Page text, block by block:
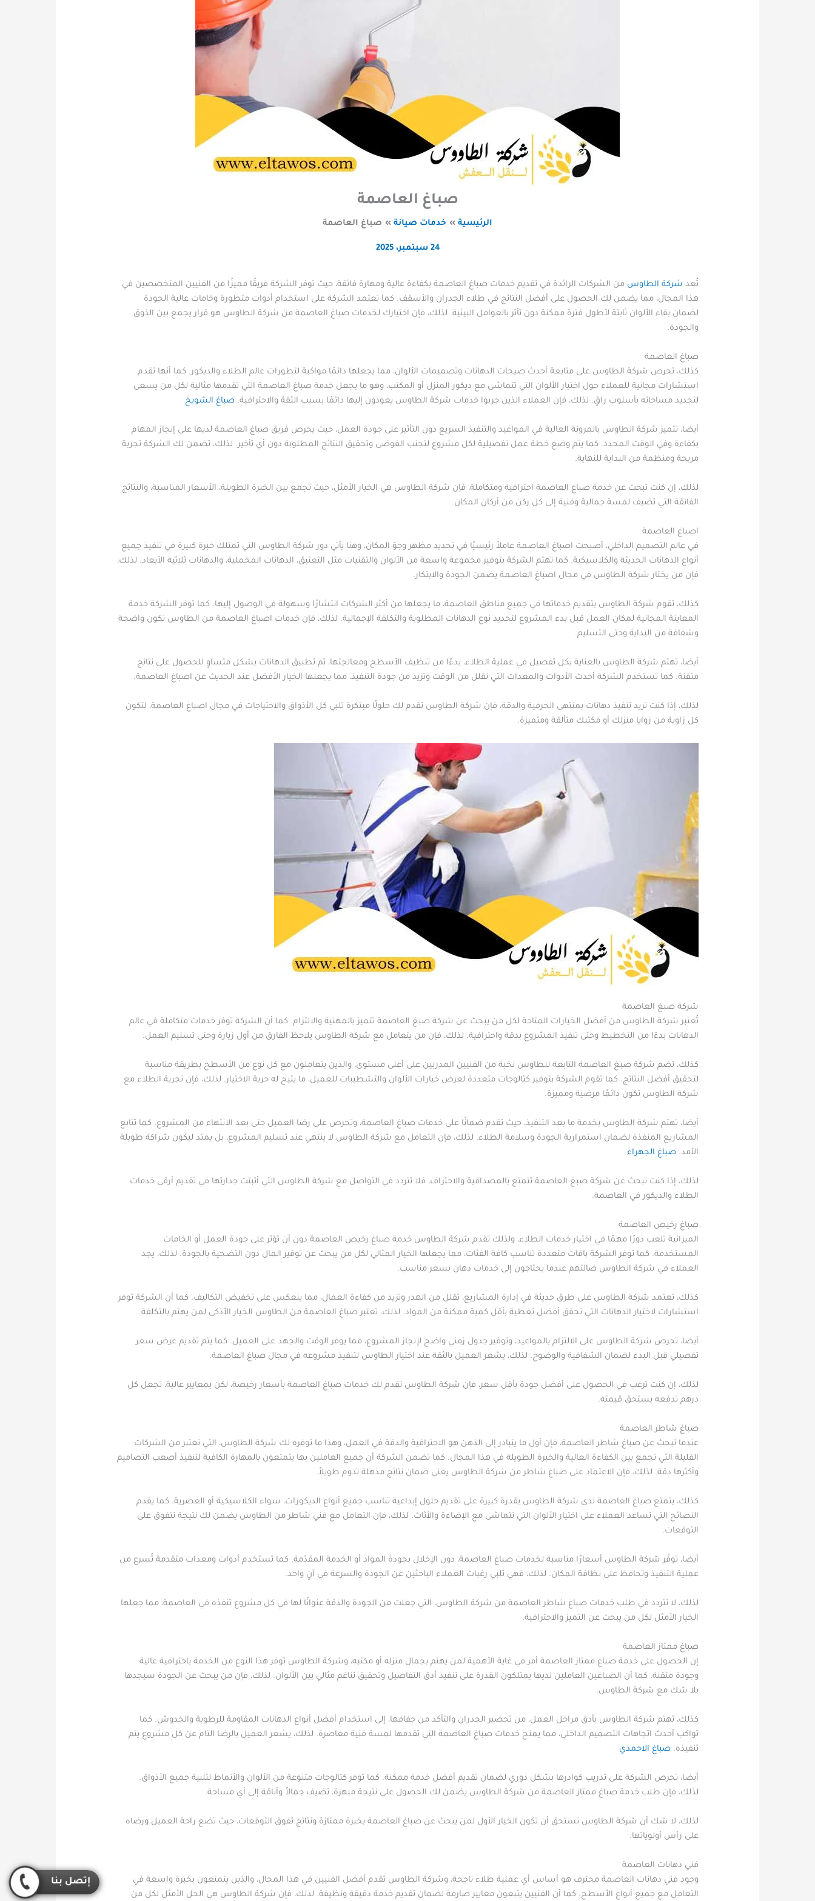
صباغ العاصمة
الرئيسية خدمات صيانة صباغ العاصمة
24 سبتمبر، 2025
تُعد شركة الطاوس من الشركات الرائدة في تقديم خدمات صباغ العاصمة بكفاءة عالية ومهارة فائقة، حيث توفر الشركة فريقًا مميزًا من الفنيين المتخصصين في
هذا المجال، مما يضمن لك الحصول على أفضل النتائج في طلاء الجدران والأسقف. كما تعتمد الشركة على استخدام أدوات متطورة وخامات عالية الجودة
لضمان بقاء الألوان ثابتة لأطول فترة ممكنة دون تأثر بالعوامل البيئية. لذلك، فإن اختيارك لخدمات صباغ العاصمة من شركة الطاوس هو قرار يجمع بين الذوق
والجودة.
صباغ العاصمة
كذلك، تحرص شركة الطاوس على متابعة أحدث صيحات الدهانات وتصميمات الألوان، مما يجعلها دائمًا مواكبة لتطورات عالم الطلاء والديكور. كما أنها تقدم
استشارات مجانية للعملاء حول اختيار الألوان التي تتماشى مع ديكور المنزل أو المكتب، وهو ما يجعل خدمة صباغ العاصمة التي تقدمها مثالية لكل من يسعى
لتجديد مساحاته بأسلوب راقٍ. لذلك، فإن العملاء الذين جربوا خدمات شركة الطاوس يعودون إليها دائمًا بسبب الثقة والاحترافية.صباغ الشويخ
أيضا، تتميز شركة الطاوس بالمرونة العالية في المواعيد والتنفيذ السريع دون التأثير على جودة العمل، حيث يحرص فريق صباغ العاصمة لديها على إنجاز المهام
بكفاءة وفي الوقت المحدد. كما يتم وضع خطة عمل تفصيلية لكل مشروع لتجنب الفوضى وتحقيق النتائج المطلوبة دون أي تأخير. لذلك، تضمن لك الشركة تجربة
مريحة ومنظمة من البداية للنهاية.
لذلك، إن كنت تبحث عن خدمة صباغ العاصمة احترافية ومتكاملة، فإن شركة الطاوس هي الخيار الأمثل، حيث تجمع بين الخبرة الطويلة، الأسعار المناسبة، والنتائج
الفائقة التي تضيف لمسة جمالية وفنية إلى كل ركن من أركان المكان.
اصباغ العاصمة
في عالم التصميم الداخلي، أصبحت اصباغ العاصمة عاملاً رئيسيًا في تحديد مظهر وجوّ المكان، وهنا يأتي دور شركة الطاوس التي تمتلك خبرة كبيرة في تنفيذ جميع
أنواع الدهانات الحديثة والكلاسيكية. كما تهتم الشركة بتوفير مجموعة واسعة من الألوان والتقنيات مثل التعتيق، الدهانات المخملية، والدهانات ثلاثية الأبعاد. لذلك،
فإن من يختار شركة الطاوس في مجال اصباغ العاصمة يضمن الجودة والابتكار.
كذلك، تقوم شركة الطاوس بتقديم خدماتها في جميع مناطق العاصمة، ما يجعلها من أكثر الشركات انتشارًا وسهولة في الوصول إليها. كما توفر الشركة خدمة
المعاينة المجانية لمكان العمل قبل بدء المشروع لتحديد نوع الدهانات المطلوبة والتكلفة الإجمالية. لذلك، فإن خدمات اصباغ العاصمة من الطاوس تكون واضحة
وشفافة من البداية وحتى التسليم.
أيضا، تهتم شركة الطاوس بالعناية بكل تفصيل في عملية الطلاء، بدءًا من تنظيف الأسطح ومعالجتها، ثم تطبيق الدهانات بشكل متساوٍ للحصول على نتائج
متقنة. كما تستخدم الشركة أحدث الأدوات والمعدات التي تقلل من الوقت وتزيد من جودة التنفيذ، مما يجعلها الخيار الأفضل عند الحديث عن اصباغ العاصمة.
لذلك، إذا كنت تريد تنفيذ دهانات بمنتهى الحرفية والدقة، فإن شركة الطاوس تقدم لك حلولًا مبتكرة تلبي كل الأذواق والاحتياجات في مجال اصباغ العاصمة، لتكون
كل زاوية من زوايا منزلك أو مكتبك متألقة ومتميزة.
شركة صبغ العاصمة
تُعتبر شركة الطاوس من أفضل الخيارات المتاحة لكل من يبحث عن شركة صبغ العاصمة تتميز بالمهنية والالتزام. كما أن الشركة توفر خدمات متكاملة في عالم
الدهانات بدءًا من التخطيط وحتى تنفيذ المشروع بدقة واحترافية. لذلك، فإن من يتعامل مع شركة الطاوس يلاحظ الفارق من أول زيارة وحتى تسليم العمل.
كذلك، تضم شركة صبغ العاصمة التابعة للطاوس نخبة من الفنيين المدربين على أعلى مستوى، والذين يتعاملون مع كل نوع من الأسطح بطريقة مناسبة
لتحقيق أفضل النتائج. كما تقوم الشركة بتوفير كتالوجات متعددة لعرض خيارات الألوان والتشطيبات للعميل، ما يتيح له حرية الاختيار. لذلك، فإن تجربة الطلاء مع
شركة الطاوس تكون دائمًا مرضية ومميزة.
أيضا، تهتم شركة الطاوس بخدمة ما بعد التنفيذ، حيث تقدم ضمانًا على خدمات صباغ العاصمة، وتحرص على رضا العميل حتى بعد الانتهاء من المشروع. كما تتابع
المشاريع المنفذة لضمان استمرارية الجودة وسلامة الطلاء. لذلك، فإن التعامل مع شركة الطاوس لا ينتهي عند تسليم المشروع، بل يمتد ليكون شراكة طويلة
الأمد.صباغ الجهراء
لذلك، إذا كنت تبحث عن شركة صبغ العاصمة تتمتع بالمصداقية والاحتراف، فلا تتردد في التواصل مع شركة الطاوس التي أثبتت جدارتها في تقديم أرقى خدمات
الطلاء والديكور في العاصمة.
صباغ رخيص العاصمة
الميزانية تلعب دورًا مهمًا في اختيار خدمات الطلاء، ولذلك تقدم شركة الطاوس خدمة صباغ رخيص العاصمة دون أن تؤثر على جودة العمل أو الخامات
المستخدمة. كما توفر الشركة باقات متعددة تناسب كافة الفئات، مما يجعلها الخيار المثالي لكل من يبحث عن توفير المال دون التضحية بالجودة. لذلك، يجد
العملاء في شركة الطاوس ضالتهم عندما يحتاجون إلى خدمات دهان بسعر مناسب.
كذلك، تعتمد شركة الطاوس على طرق حديثة في إدارة المشاريع، تقلل من الهدر وتزيد من كفاءة العمال، مما ينعكس على تخفيض التكاليف. كما أن الشركة توفر
استشارات لاختيار الدهانات التي تحقق أفضل تغطية بأقل كمية ممكنة من المواد. لذلك، تعتبر صباغ العاصمة من الطاوس الخيار الأذكى لمن يهتم بالتكلفة.
أيضا، تحرص شركة الطاوس على الالتزام بالمواعيد، وتوفير جدول زمني واضح لإنجاز المشروع، مما يوفر الوقت والجهد على العميل. كما يتم تقديم عرض سعر
تفصيلي قبل البدء لضمان الشفافية والوضوح. لذلك، يشعر العميل بالثقة عند اختيار الطاوس لتنفيذ مشروعه في مجال صباغ العاصمة.
لذلك، إن كنت ترغب في الحصول على أفضل جودة بأقل سعر، فإن شركة الطاوس تقدم لك خدمات صباغ العاصمة بأسعار رخيصة، لكن بمعايير عالية، تجعل كل
درهم تدفعه يستحق قيمته.
صباغ شاطر العاصمة
عندما تبحث عن صباغ شاطر العاصمة، فإن أول ما يتبادر إلى الذهن هو الاحترافية والدقة في العمل، وهذا ما توفره لك شركة الطاوس، التي تعتبر من الشركات
القليلة التي تجمع بين الكفاءة العالية والخبرة الطويلة في هذا المجال. كما تضمن الشركة أن جميع العاملين بها يتمتعون بالمهارة الكافية لتنفيذ أصعب التصاميم
وأكثرها دقة. لذلك، فإن الاعتماد على صباغ شاطر من شركة الطاوس يعني ضمان نتائج مذهلة تدوم طويلاً.
كذلك، يتمتع صباغ العاصمة لدى شركة الطاوس بقدرة كبيرة على تقديم حلول إبداعية تناسب جميع أنواع الديكورات، سواء الكلاسيكية أو العصرية. كما يقدم
النصائح التي تساعد العملاء على اختيار الألوان التي تتماشى مع الإضاءة والأثاث. لذلك، فإن التعامل مع فني شاطر من الطاوس يضمن لك نتيجة تتفوق على
التوقعات.
أيضا، توفّر شركة الطاوس أسعارًا مناسبة لخدمات صباغ العاصمة، دون الإخلال بجودة المواد أو الخدمة المقدّمة. كما تستخدم أدوات ومعدات متقدمة تُسرع من
عملية التنفيذ وتحافظ على نظافة المكان. لذلك، فهي تلبي رغبات العملاء الباحثين عن الجودة والسرعة في آنٍ واحد.
لذلك، لا تتردد في طلب خدمات صباغ شاطر العاصمة من شركة الطاوس، التي جعلت من الجودة والدقة عنوانًا لها في كل مشروع تنفذه في العاصمة، مما جعلها
الخيار الأمثل لكل من يبحث عن التميز والاحترافية.
صباغ ممتاز العاصمة
إن الحصول على خدمة صباغ ممتاز العاصمة أمر في غاية الأهمية لمن يهتم بجمال منزله أو مكتبه، وشركة الطاوس توفر هذا النوع من الخدمة باحترافية عالية
وجودة متقنة. كما أن الصباغين العاملين لديها يمتلكون القدرة على تنفيذ أدق التفاصيل وتحقيق تناغم مثالي بين الألوان. لذلك، فإن من يبحث عن الجودة سيجدها
بلا شك مع شركة الطاوس.
كذلك، تهتم شركة الطاوس بأدق مراحل العمل، من تحضير الجدران والتأكد من جفافها، إلى استخدام أفضل أنواع الدهانات المقاومة للرطوبة والخدوش. كما
تواكب أحدث اتجاهات التصميم الداخلي، مما يمنح خدمات صباغ العاصمة التي تقدمها لمسة فنية معاصرة. لذلك، يشعر العميل بالرضا التام عن كل مشروع يتم
تنفيذه.صباغ الاحمدي
أيضا، تحرص الشركة على تدريب كوادرها بشكل دوري لضمان تقديم أفضل خدمة ممكنة. كما توفر كتالوجات متنوعة من الألوان والأنماط لتلبية جميع الأذواق.
لذلك، فإن طلب خدمة صباغ ممتاز العاصمة من شركة الطاوس يضمن لك الحصول على نتيجة مبهرة، تضيف جمالاً وأناقة إلى أي مساحة.
لذلك، لا شك أن شركة الطاوس تستحق أن تكون الخيار الأول لمن يبحث عن صباغ العاصمة بخبرة ممتازة ونتائج تفوق التوقعات، حيث تضع راحة العميل ورضاه
على رأس أولوياتها.
فني دهانات العاصمة
وجود فني دهانات العاصمة محترف هو أساس أي عملية طلاء ناجحة، وشركة الطاوس تقدم أفضل الفنيين في هذا المجال، والذين يتمتعون بخبرة واسعة في
التعامل مع جميع أنواع الأسطح. كما أن الفنيين يتبعون معايير صارمة لضمان تقديم خدمة دقيقة ونظيفة. لذلك، فإن شركة الطاوس هي الحل الأمثل لكل من
إتصل بنا